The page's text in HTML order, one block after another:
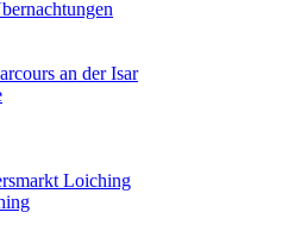
an der Isar
Loiching